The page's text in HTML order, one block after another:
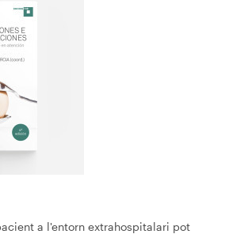
a l'entorn extrahospitalari pot